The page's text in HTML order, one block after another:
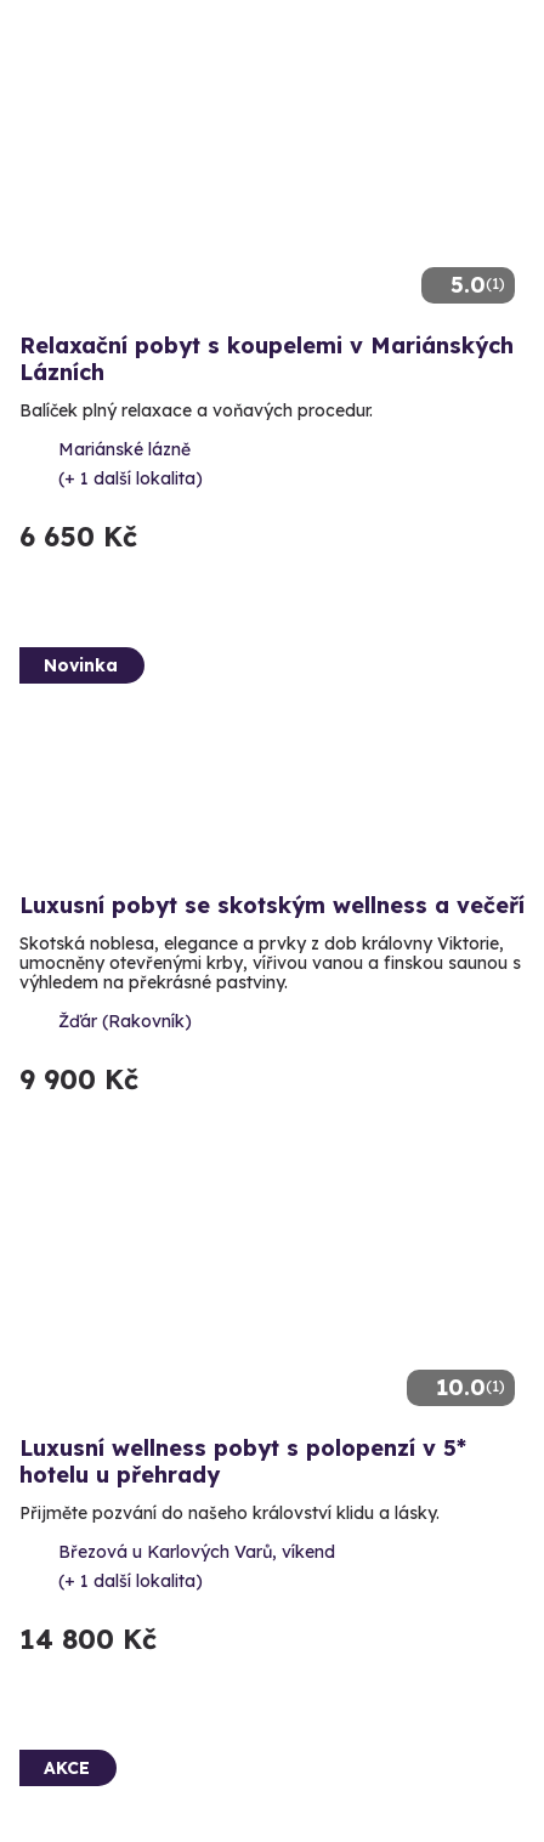
5.0(1)
Relaxační pobyt s koupelemi v Mariánských
Lázních
Balíček plný relaxace a voňavých procedur.
Mariánské lázně
(+ 1 další lokalita)
6 650 Kč
Novinka
Luxusní pobyt se skotským wellness a večeří
Skotská noblesa, elegance a prvky z dob královny Viktorie,
umocněny otevřenými krby, vířivou vanou a finskou saunou s
výhledem na překrásné pastviny.
Žďár (Rakovník)
9 900 Kč
10.0(1)
Luxusní wellness pobyt s polopenzí v 5*
hotelu u přehrady
Přijměte pozvání do našeho království klidu a lásky.
Březová u Karlových Varů, víkend
(+ 1 další lokalita)
14 800 Kč
AKCE